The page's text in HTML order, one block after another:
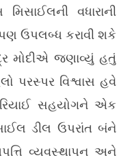
વધારાની
ઉપલબ્ધ કરાવી શકે
મોદીએ જણાવ્યું હતું
પરસ્પર વિશ્વાસ હવે
સહયોગને એક
ડીલ ઉપરાંત બંને
વ્યવસ્થાપન અને